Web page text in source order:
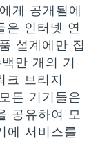
게 공개됨에
은 인터넷 연
설계에만 집
만 개의 기
크 브리지
든 기기들은
공유하여 모
에 서비스를